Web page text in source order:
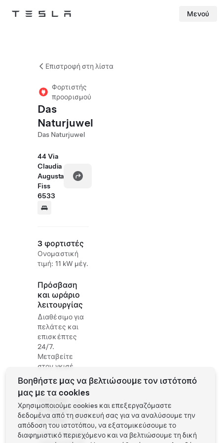
Tesla Μενού
Επιστροφή στη λίστα
Φορτιστής
προορισμού
Das
Naturjuwel
Das Naturjuwel
44 Via
Claudia
Augusta
Fiss
6533
3 φορτιστές
Ονομαστική
τιμή: 11 kW μέγ.
Πρόσβαση
και ωράριο
λειτουργίας
Διαθέσιμο για
πελάτες και
επισκέπτες
24/7.
Μεταβείτε
στον γκισέ
Website
& Phone
Number
5476
6611
http://www.das
Βοηθήστε μας να βελτιώσουμε τον ιστότοπό
μας με τα cookies
Χρησιμοποιούμε cookies και επεξεργαζόμαστε
δεδομένα από τη συσκευή σας για να αναλύσουμε την
απόδοση του ιστοτόπου, να εξατομικεύσουμε το
διαφημιστικό περιεχόμενο και να βελτιώσουμε τη δική